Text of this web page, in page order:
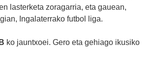
lasterketa zoragarria, eta gauean,
Ingalaterrako futbol liga.
ko jauntxoei. Gero eta gehiago ikusiko